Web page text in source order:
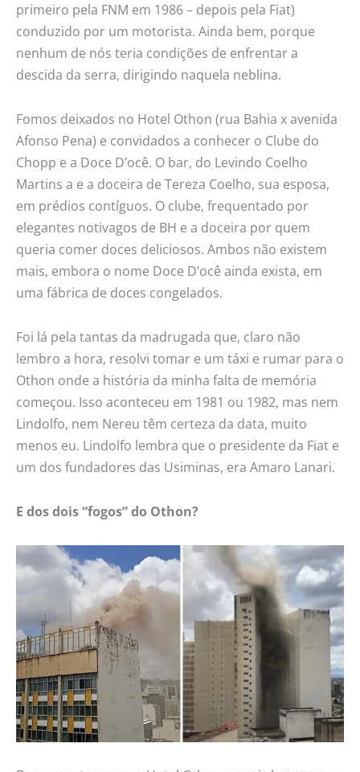
primeiro pela FNM em 1986 – depois pela Fiat)
conduzido por um motorista. Ainda bem, porque
nenhum de nós teria condições de enfrentar a
descida da serra, dirigindo naquela neblina.
Fomos deixados no Hotel Othon (rua Bahia x avenida
Afonso Pena) e convidados a conhecer o Clube do
Chopp e a Doce D’ocê. O bar, do Levindo Coelho
Martins a e a doceira de Tereza Coelho, sua esposa,
em prédios contíguos. O clube, frequentado por
elegantes notivagos de BH e a doceira por quem
queria comer doces deliciosos. Ambos não existem
mais, embora o nome Doce D’ocê ainda exista, em
uma fábrica de doces congelados.
Foi lá pela tantas da madrugada que, claro não
lembro a hora, resolvi tomar e um táxi e rumar para o
Othon onde a história da minha falta de memória
começou. Isso aconteceu em 1981 ou 1982, mas nem
Lindolfo, nem Nereu têm certeza da data, muito
menos eu. Lindolfo lembra que o presidente da Fiat e
um dos fundadores das Usiminas, era Amaro Lanari.
E dos dois “fogos” do Othon?